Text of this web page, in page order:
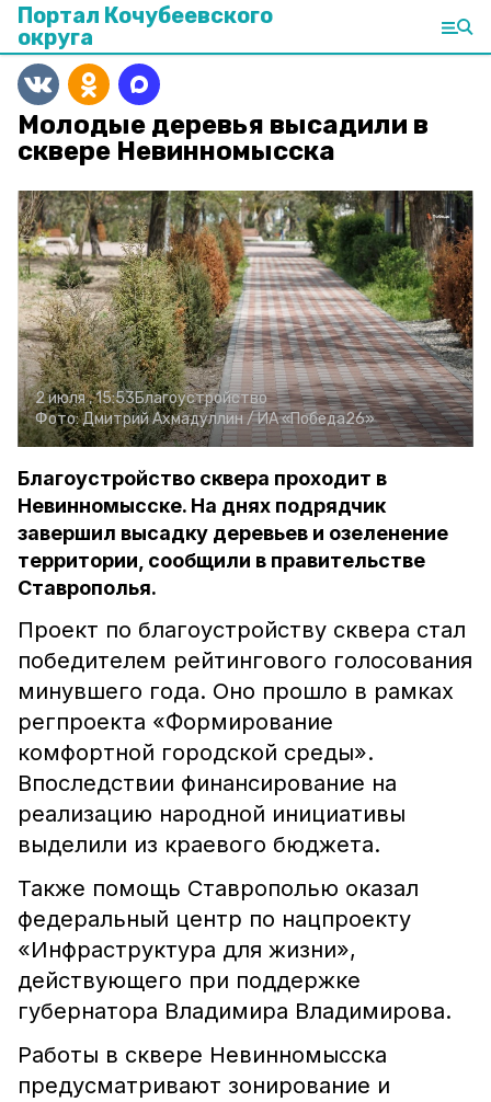
Портал Кочубеевского
округа
Молодые деревья высадили в
сквере Невинномысска
2 июля , 15:53Благоустройство
Фото:Дмитрий Ахмадуллин /ИА «Победа26»
Благоустройство сквера проходит в
Невинномысске. На днях подрядчик
завершил высадку деревьев и озеленение
территории, сообщили в правительстве
Ставрополья.
Проект по благоустройству сквера стал
победителем рейтингового голосования
минувшего года. Оно прошло в рамках
регпроекта «Формирование
комфортной городской среды».
Впоследствии финансирование на
реализацию народной инициативы
выделили из краевого бюджета.
Также помощь Ставрополью оказал
федеральный центр по нацпроекту
«Инфраструктура для жизни»,
действующего при поддержке
губернатора Владимира Владимирова.
Работы в сквере Невинномысска
предусматривают зонирование и